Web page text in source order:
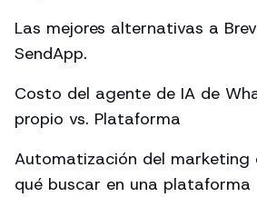
Las mejores alternativas a
SendApp.
Costo del agente de IA de
propio vs. Plataforma
Automatización del marketing
qué buscar en una plataforma